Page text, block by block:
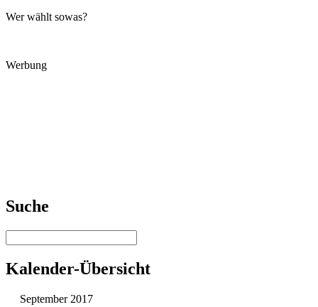
Wer wählt sowas?
Werbung
Suche
Kalender-Übersicht
September 2017